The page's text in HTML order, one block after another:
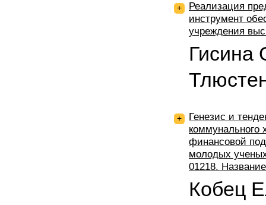
+
Реализация
инструмент
учреждения
Гисина
+
Генезис и
коммунального
финансовой
молодых
01218.
Кобец